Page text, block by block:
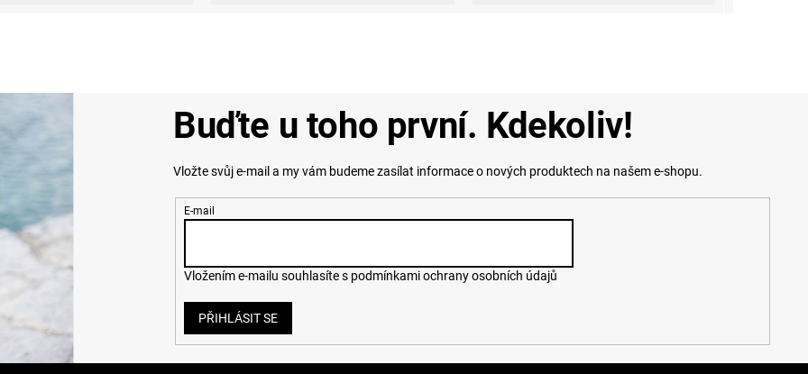
Buďte u toho první. Kdekoliv!
Vložte svůj e-mail a my vám budeme zasílat informace o nových produktech na našem e-shopu.
E-mail
Vložením e-mailu souhlasíte s podmínkami ochrany osobních údajů
PŘIHLÁSIT SE